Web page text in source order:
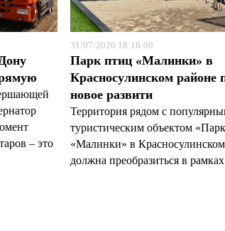
– это
31/07/2026 18:18:00
Парк птиц «Малинки» в
Красносулинском районе
новое развити
Территория рядом с
туристическим объектом
«Малинки» в
должна преобразиться в